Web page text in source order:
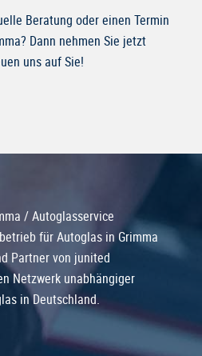
Beratung oder einen Termin
Dann nehmen Sie jetzt
uns auf Sie!
/ Autoglasservice
für Autoglas in Grimma
Partner von junited
Netzwerk unabhängiger
in Deutschland.